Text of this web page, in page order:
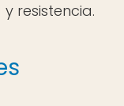
resistencia.